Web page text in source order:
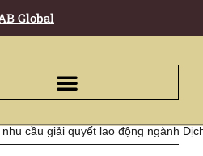
Global
cầu giải quyết lao động ngành